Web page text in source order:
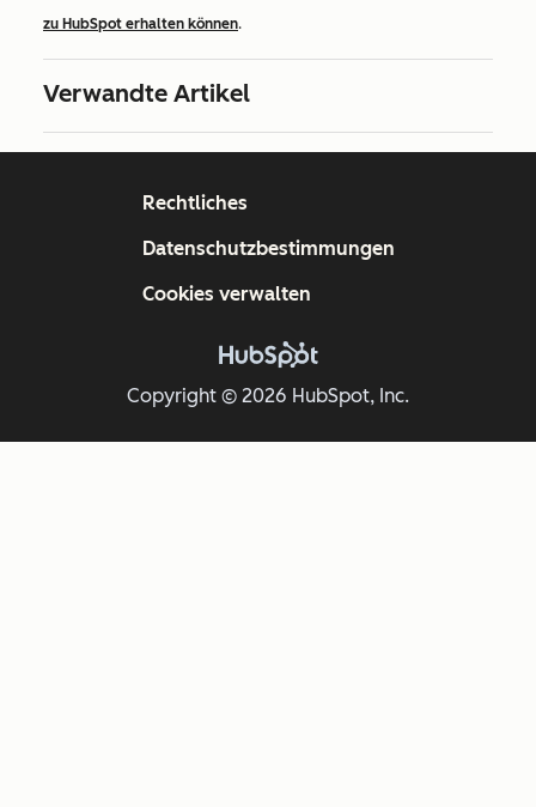
zu HubSpot erhalten können.
Verwandte Artikel
Copyright © 2026 HubSpot, Inc.
Rechtliches
Datenschutzbestimmungen
Cookies verwalten